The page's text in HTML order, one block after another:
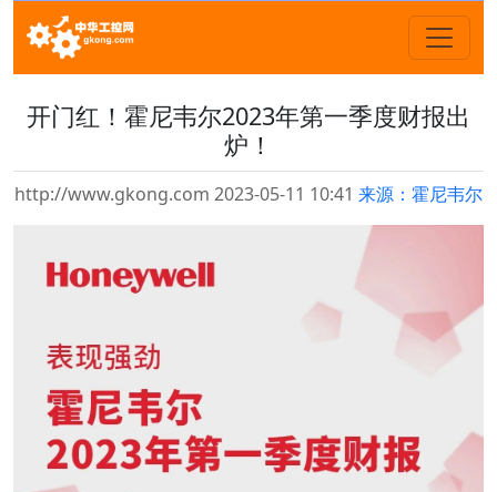
开门红！霍尼韦尔2023年第一季度财报出
炉！
http://www.gkong.com 2023-05-11 10:41 来源：霍尼韦尔